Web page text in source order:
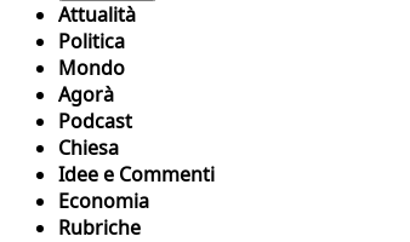
Attualità
Politica
Mondo
Agorà
Podcast
Chiesa
Idee e Commenti
Economia
Rubriche